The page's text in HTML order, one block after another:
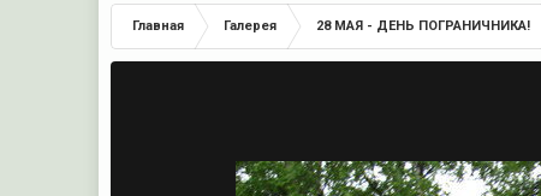
Главная Галерея 28 МАЯ - ДЕНЬ ПОГРАНИЧНИКА!